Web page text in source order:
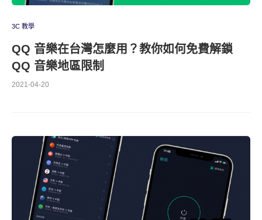
3C 教學
QQ 音樂在台灣怎麼用？教你如何免費解鎖
QQ 音樂地區限制
2021-04-20